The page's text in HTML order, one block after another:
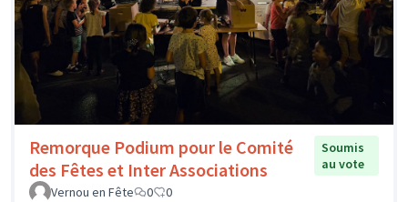
Remorque Podium pour le Comité
des Fêtes et Inter Associations
Soumis
au vote
Vernou en Fête
0 0